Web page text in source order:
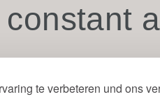
te verbeteren und ons